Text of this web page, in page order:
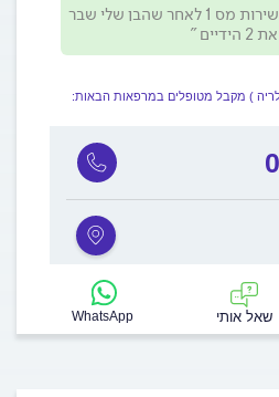
קיבלנו מדר זינגר שירות מס 1 לאחר שהבן שלי שבר
את 2 הידיים
) מקבל מטופלים במרפאות הבאות:
שאל אותי WhatsApp